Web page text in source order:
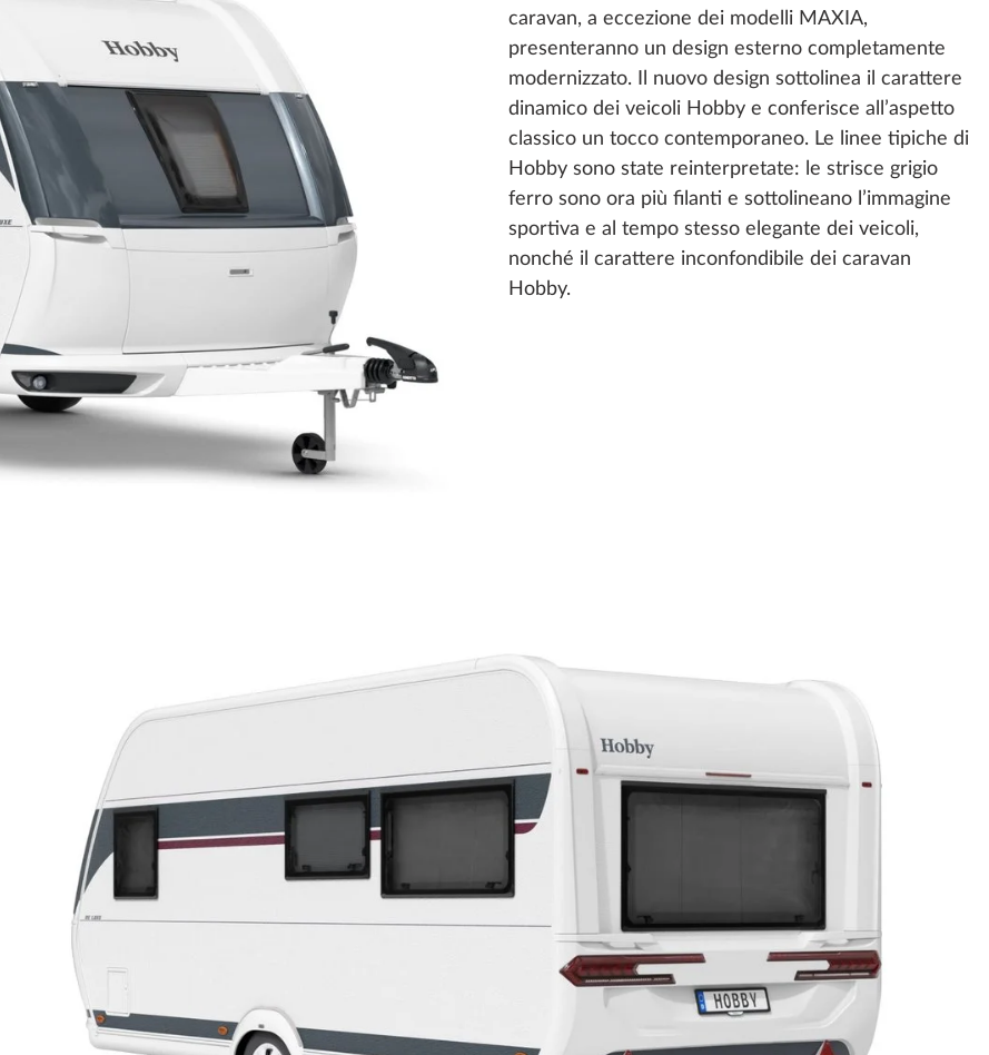
caravan, a eccezione dei modelli MAXIA,
presenteranno un design esterno completamente
modernizzato. Il nuovo design sottolinea il carattere
dinamico dei veicoli Hobby e conferisce all’aspetto
classico un tocco contemporaneo. Le linee tipiche di
Hobby sono state reinterpretate: le strisce grigio
ferro sono ora più filanti e sottolineano l’immagine
sportiva e al tempo stesso elegante dei veicoli,
nonché il carattere inconfondibile dei caravan
Hobby.